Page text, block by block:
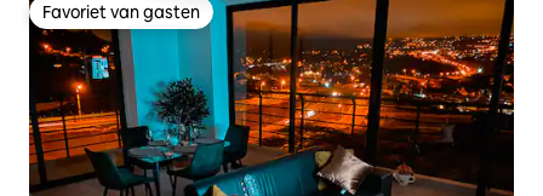
Favoriet van gasten
Favoriet van gasten